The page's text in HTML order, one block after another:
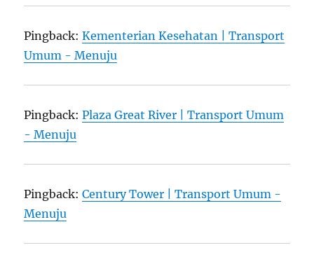
Pingback:Kementerian Kesehatan | Transport
Umum - Menuju
Pingback:Plaza Great River | Transport Umum
- Menuju
Pingback:Century Tower | Transport Umum -
Menuju